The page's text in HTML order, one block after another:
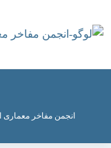
انجمن مفاخر معماری ایران >